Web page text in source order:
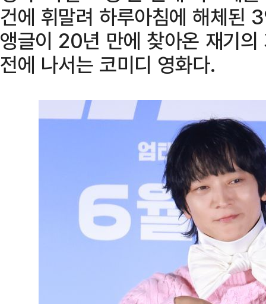
건에 휘말려 하루아침에 해체된
앵글이 20년 만에 찾아온 재기
전에 나서는 코미디 영화다.